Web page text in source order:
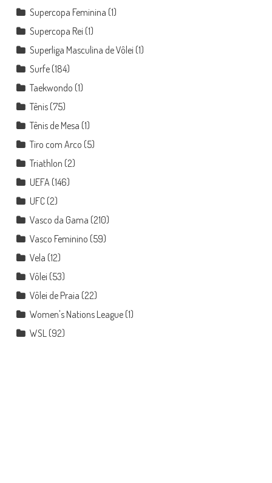
Supercopa Feminina (1)
Supercopa Rei (1)
Superliga Masculina de Vôlei (1)
Surfe(184)
Taekwondo (1)
Tênis(75)
Tênis de Mesa (1)
Tiro com Arco (5)
Triathlon (2)
UEFA (146)
UFC(2)
Vasco da Gama (210)
Vasco Feminino (59)
Vela (12)
Vôlei (53)
Vôlei de Praia (22)
Women's Nations League(1)
WSL (92)